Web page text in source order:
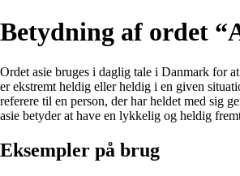
Betydning af ordet
Ordet asie bruges i daglig tale i Danmark for
er ekstremt heldig eller heldig i en given
referere til en person, der har heldet med sig
asie betyder at have en lykkelig og heldig
Eksempler på brug